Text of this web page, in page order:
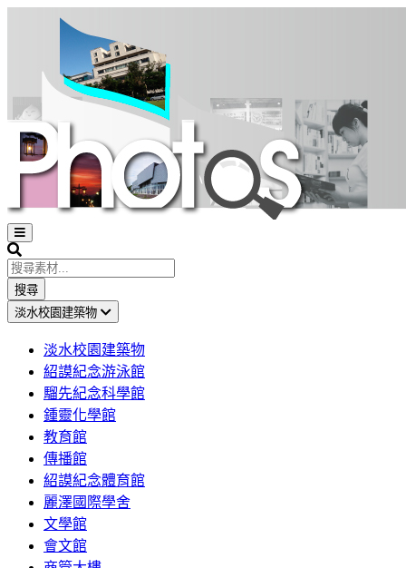
Open
sidebar
Search
搜尋
淡水校園建築物
淡水校園建築物
紹謨紀念游泳館
騮先紀念科學館
鍾靈化學館
教育館
傳播館
紹謨紀念體育館
麗澤國際學舍
文學館
會文館